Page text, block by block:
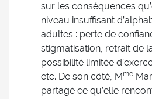
sur les conséquences
niveau insuffisant
adultes : perte de
stigmatisation, retrait de
possibilité limitée
etc. De son côté, Mme
partagé ce qu’elle